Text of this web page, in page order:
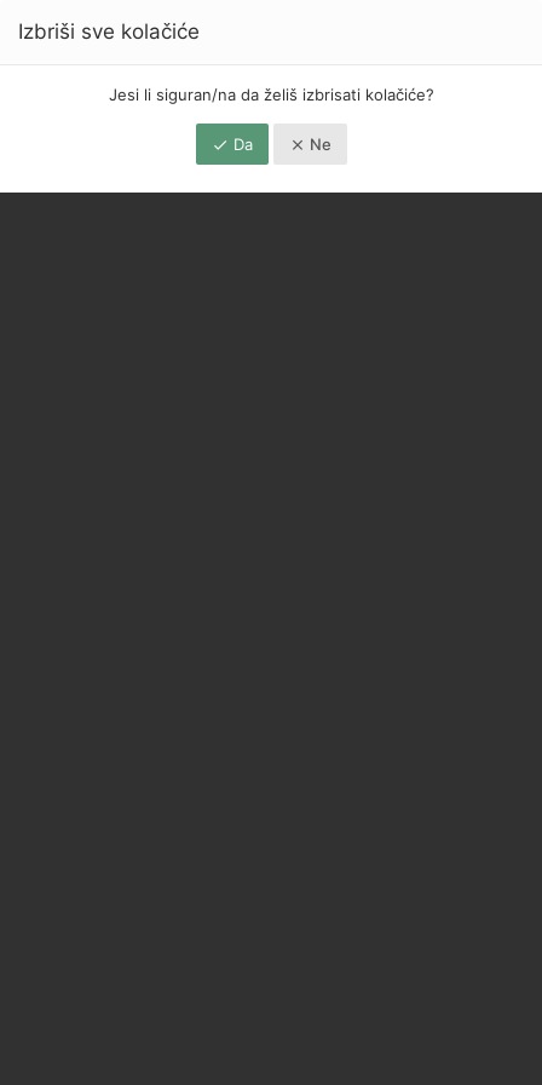
Izbriši sve kolačiće
Jesi li siguran/na da želiš izbrisati kolačiće?
Da Ne